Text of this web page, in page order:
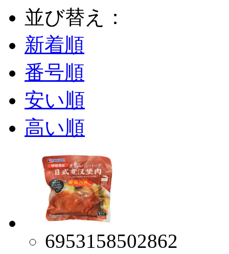
並び替え：
新着順
番号順
安い順
高い順
6953158502862